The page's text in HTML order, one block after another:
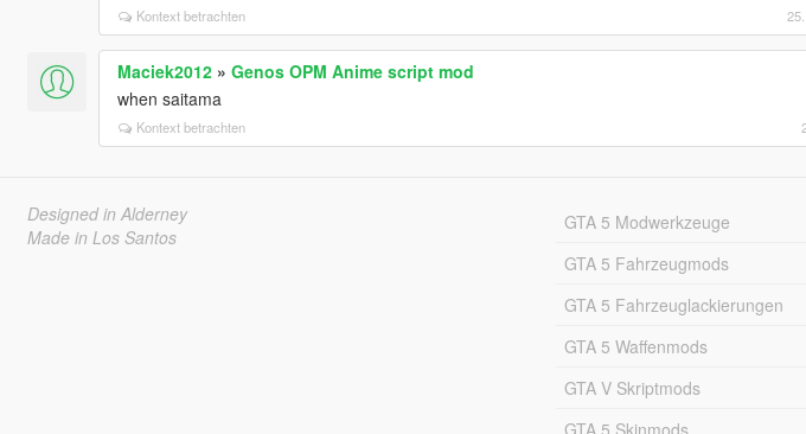
Kontext betrachten
Maciek2012» Genos OPM Anime script mod
when saitama
Kontext betrachten
Designed in Alderney
Made in Los Santos
GTA 5 Modwerkzeuge
GTA 5 Fahrzeugmods
GTA 5 Fahrzeuglackierungen
GTA 5 Waffenmods
GTA V Skriptmods
GTA 5 Skinmods